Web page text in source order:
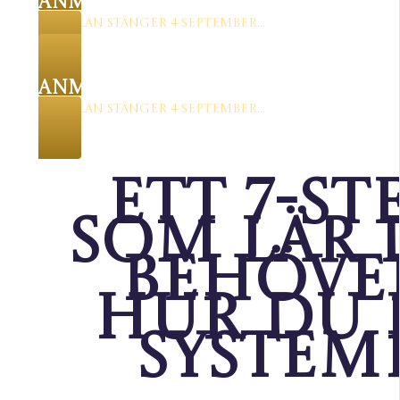
Anmälan stänger 4 september...
ANMÄL DIG NU
Anmälan stänger 4 september...
Ett 7-
som lär
hur du